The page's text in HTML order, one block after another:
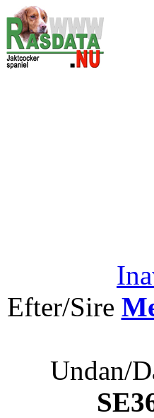
Efter/Sire
Undan/